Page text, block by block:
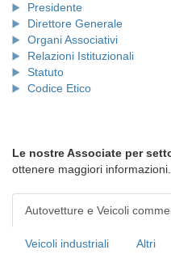
Presidente
Direttore Generale
Organi Associativi
Relazioni Istituzionali
Statuto
Codice Etico
Le nostre Associate per
ottenere maggiori informazioni.
Autovetture e Veicoli
Veicoli industriali Altri